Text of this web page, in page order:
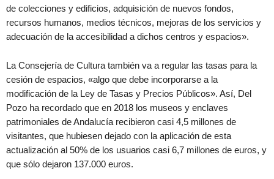
de colecciones y edificios, adquisición de nuevos fondos,
recursos humanos, medios técnicos, mejoras de los servicios y
adecuación de la accesibilidad a dichos centros y espacios».
La Consejería de Cultura también va a regular las tasas para la
cesión de espacios, «algo que debe incorporarse a la
modificación de la Ley de Tasas y Precios Públicos». Así, Del
Pozo ha recordado que en 2018 los museos y enclaves
patrimoniales de Andalucía recibieron casi 4,5 millones de
visitantes, que hubiesen dejado con la aplicación de esta
actualización al 50% de los usuarios casi 6,7 millones de euros, y
que sólo dejaron 137.000 euros.